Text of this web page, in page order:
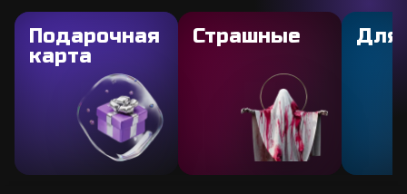
Подарочная
карта
Страшные Для